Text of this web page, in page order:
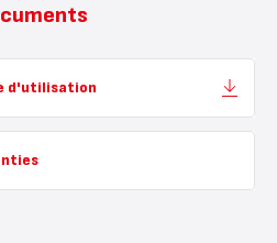
d'utilisation